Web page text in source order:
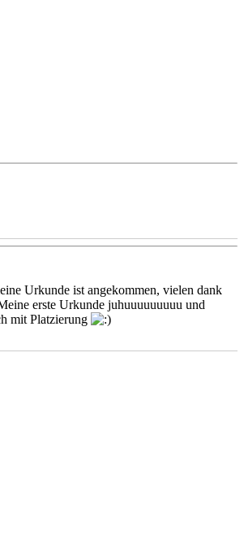
Urkunde ist angekommen, vielen dank
erste Urkunde juhuuuuuuuuu und
mit Platzierung